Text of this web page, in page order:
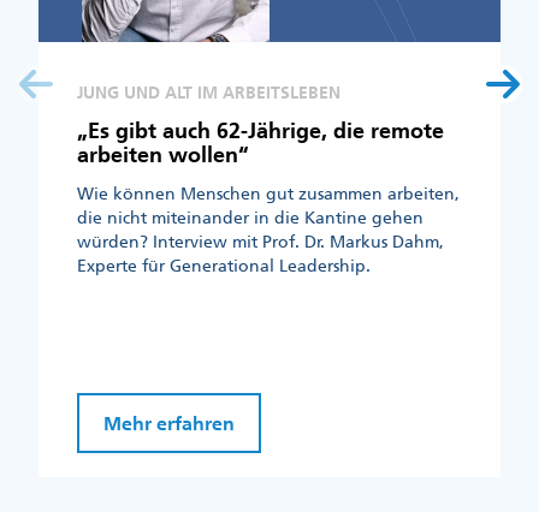
JUNG UND ALT IM ARBEITSLEBEN
„Es gibt auch 62-Jährige, die remote
arbeiten wollen“
Wie können Menschen gut zusammen arbeiten,
die nicht miteinander in die Kantine gehen
würden? Interview mit Prof. Dr. Markus Dahm,
Experte für Generational Leadership.
Mehr erfahren